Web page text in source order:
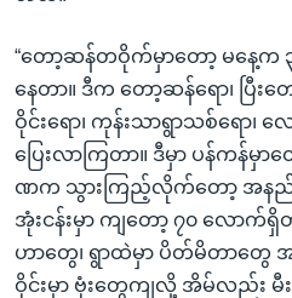
“တော့ဆန်တဝိုက်မှာတော့ မနေ့
နေတာ။ ဒီက တော့ဆန်ရော၊ ပြီး
ဝိုင်းရော၊ ကုန်းသာရွာသစ်ရော၊
ပြေးလာကြတာ။ ဒီမှာ ပန်ကန်မှာ
ဏက သွားကြည့်လိုက်တော့ အနည်
အုံးငန်းမှာ ကျတော့ ၇၀ လောက်ရှိ
ဟာတွေ၊ ရွာထဲမှာ ပိတ်မိတာတွေ
ဝိုင်းမှာ ဗုံးတွေကျလို့ အိမ်လည်း မီ